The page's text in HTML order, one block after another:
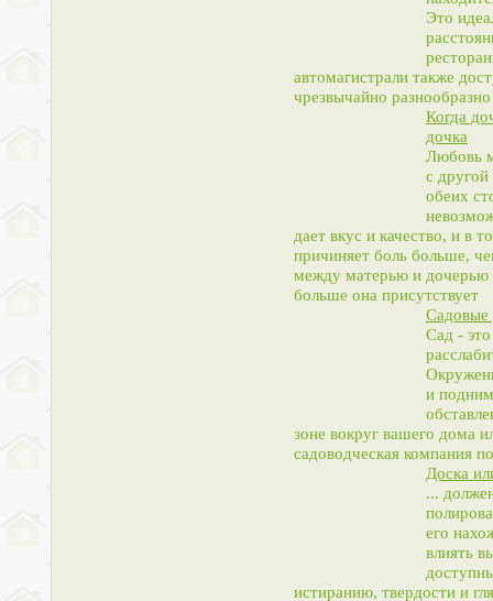
Это
автомагистрали также
чрезвычайно
Когда
дочка
Любовь
с
обеих
дает вкус и качество, и в
причиняет боль больше,
между матерью и дочерью
больше она присутствует
Садовые
Сад -
и
зоне вокруг вашего дома
садоводческая компания
Доска
...
его
влиять
истиранию, твердости и